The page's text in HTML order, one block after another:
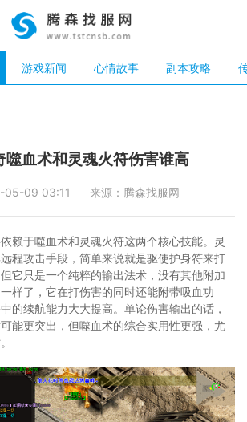
游戏新闻 心情故事 副本攻略
噬血术和灵魂火符伤害谁高
05-09 03:11 来源：腾森找服网
赖于噬血术和灵魂火符这两个核心技能。灵
程攻击手段，简单来说就是驱使护身符来打
它只是一个纯粹的输出法术，没有其他附加
样了，它在打伤害的同时还能附带吸血功
的续航能力大大提高。单论伤害输出的话，
能更突出，但噬血术的综合实用性更强，尤